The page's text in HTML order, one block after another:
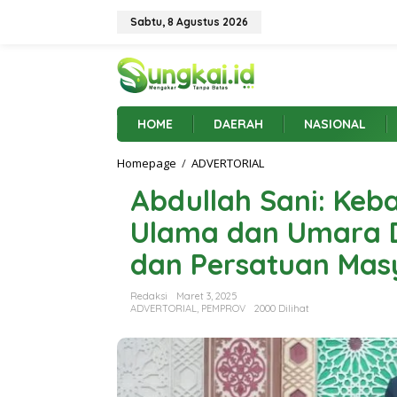
Sabtu, 8 Agustus 2026
HOME DAERAH NASIONAL
Homepage / ADVERTORIAL
d
u
l
l
a
h
a
i
:
K
e
Abdullah Sani:
Ulama dan Umara
dan Persatuan
Redaksi
Maret 3, 2025
ADVERTORIAL, PEMPROV 2000 Dilihat